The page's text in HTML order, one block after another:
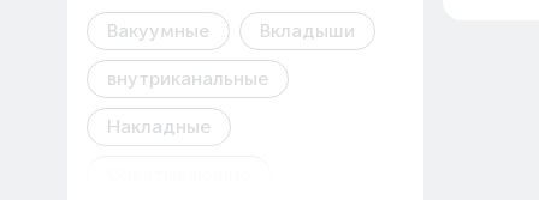
Вакуумные
Вкладыши
внутриканальные
Накладные